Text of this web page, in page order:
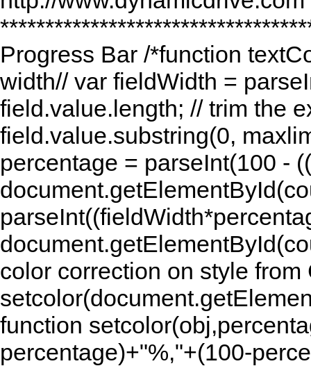
Progress Bar /*function
width// var fieldWidth =
field.value.length; // trim the
field.value.substring(0,
percentage = parseInt(100 -
color correction on style
function
percentage)+"%,"+(100-